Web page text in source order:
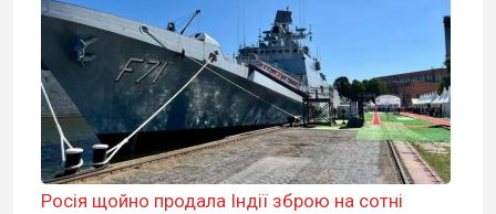
Росія щойно продала Індії зброю на сотні